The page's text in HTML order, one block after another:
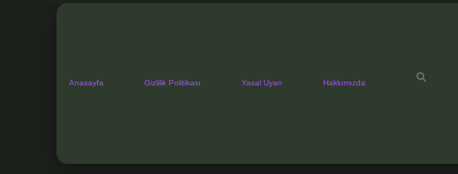
Anasayfa Gizlilik Politikası Yasal Uyarı Hakkımızda